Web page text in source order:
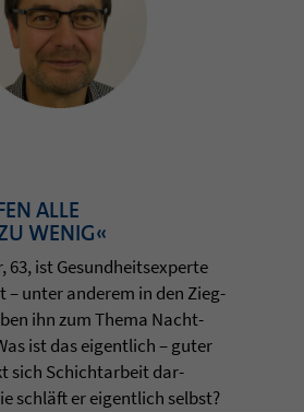
ALLE
WENIG«
63, ist Gesund­heits­ex­perte
– unter ande­rem in den Zieg­
ihn zum Thema Nacht­
ist das eigent­lich – guter
sich Schicht­ar­beit dar­
schläft er eigent­lich selbst?